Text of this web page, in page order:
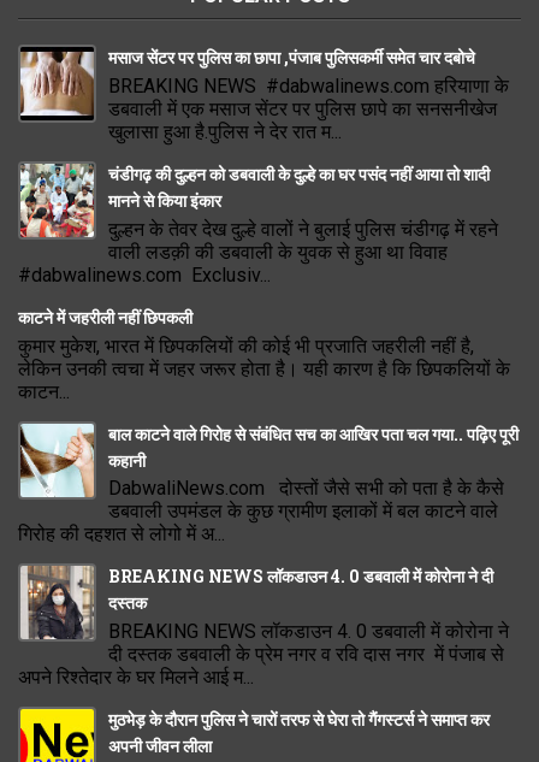
मसाज सेंटर पर पुलिस का छापा ,पंजाब पुलिसकर्मी समेत चार दबोचे
BREAKING NEWS #dabwalinews.com हरियाणा के
डबवाली में एक मसाज सेंटर पर पुलिस छापे का सनसनीखेज
खुलासा हुआ है.पुलिस ने देर रात म...
चंडीगढ़ की दुल्हन को डबवाली के दुल्हे का घर पसंद नहीं आया तो शादी
मानने से किया इंकार
दुल्हन के तेवर देख दुल्हे वालों ने बुलाई पुलिस चंडीगढ़ में रहने
वाली लडक़ी की डबवाली के युवक से हुआ था विवाह
#dabwalinews.com Exclusiv...
काटने में जहरीली नहीं छिपकली
कुमार मुकेश, भारत में छिपकलियों की कोई भी प्रजाति जहरीली नहीं है,
लेकिन उनकी त्वचा में जहर जरूर होता है। यही कारण है कि छिपकलियों के
काटन...
बाल काटने वाले गिरोह से संबंधित सच का आखिर पता चल गया.. पढ़िए पूरी
कहानी
DabwaliNews.com दोस्तों जैसे सभी को पता है के कैसे
डबवाली उपमंडल के कुछ ग्रामीण इलाकों में बल काटने वाले
गिरोह की दहशत से लोगो में अ...
BREAKING NEWS लॉकडाउन 4. 0 डबवाली में कोरोना ने दी
दस्तक
BREAKING NEWS लॉकडाउन 4. 0 डबवाली में कोरोना ने
दी दस्तक डबवाली के प्रेम नगर व रवि दास नगर में पंजाब से
अपने रिश्तेदार के घर मिलने आई म...
मुठभेड़ के दौरान पुलिस ने चारों तरफ से घेरा तो गैंगस्टर्स ने समाप्त कर
अपनी जीवन लीला